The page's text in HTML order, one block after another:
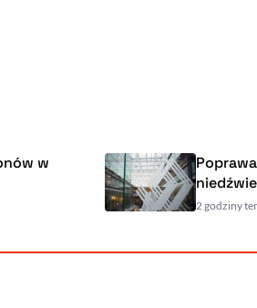
Poprawa
niedźwiedzi
2 godziny temu